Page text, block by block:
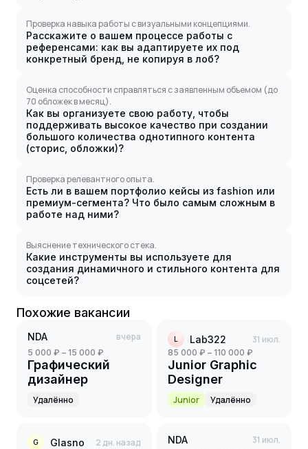
Проверка навыка работы с визуальными концепциями.
Расскажите о вашем процессе работы с
референсами: как вы адаптируете их под
конкретный бренд, не копируя в лоб?
Оценка способности справляться с заявленным объемом (до
70 обложек в месяц).
Как вы организуете свою работу, чтобы
поддерживать высокое качество при создании
большого количества однотипного контента
(сторис, обложки)?
Проверка релевантного опыта.
Есть ли в вашем портфолио кейсы из fashion или
премиум-сегмента? Что было самым сложным в
работе над ними?
Выяснение технического стека.
Какие инструменты вы используете для
создания динамичного и стильного контента для
соцсетей?
Похожие вакансии
NDA вчера
5 000 ₽ – 15 000 ₽
Графический
дизайнер
Удалённо
L Lab322 31 июл.
85 000 ₽ – 110 000 ₽
Junior Graphic
Designer
Junior Удалённо
G Glasno 2 дн. назад NDA 31 июл.